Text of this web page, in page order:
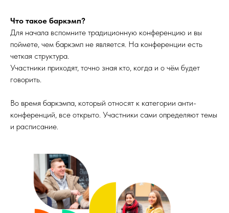
Что такое баркэмп?
Для начала вспомните традиционную конференцию и вы
поймете, чем баркэмп не является. На конференции есть
четкая структура.
Участники приходят, точно зная кто, когда и о чём будет
говорить.
Во время баркэмпа, который относят к категории анти-
конференций, все открыто. Участники сами определяют темы
и расписание.